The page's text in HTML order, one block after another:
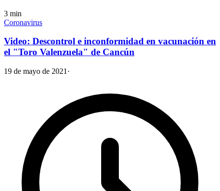
3 min
Coronavirus
Video: Descontrol e inconformidad en vacunación en
el "Toro Valenzuela" de Cancún
19 de mayo de 2021 ·